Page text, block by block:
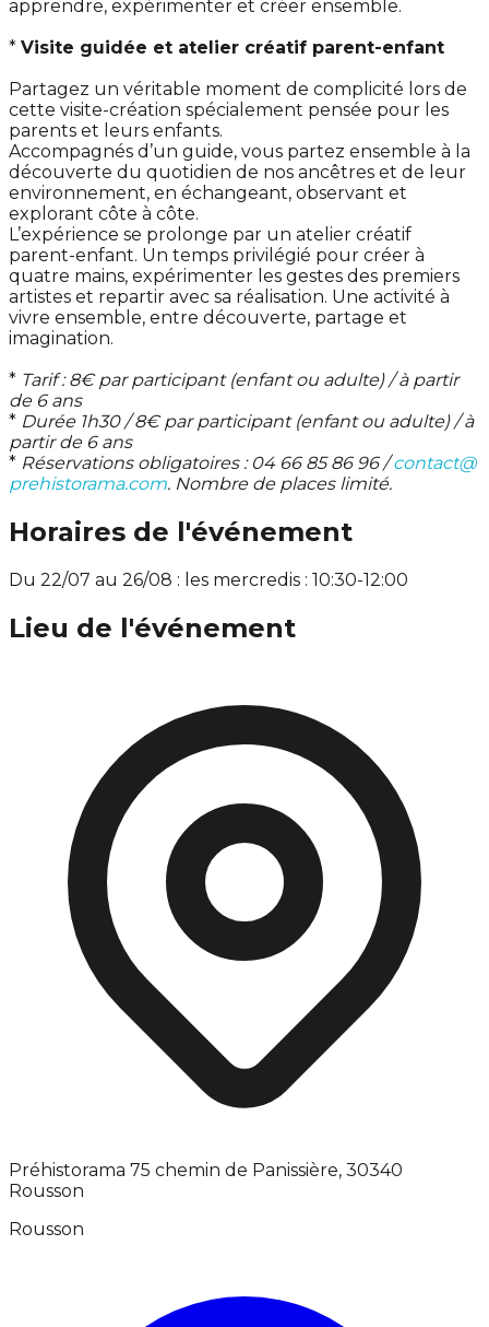
apprendre, expérimenter et créer ensemble.
* Visite guidée et atelier créatif parent-enfant
Partagez un véritable moment de complicité lors de
cette visite-création spécialement pensée pour les
parents et leurs enfants.
Accompagnés d’un guide, vous partez ensemble à la
découverte du quotidien de nos ancêtres et de leur
environnement, en échangeant, observant et
explorant côte à côte.
L’expérience se prolonge par un atelier créatif
parent-enfant. Un temps privilégié pour créer à
quatre mains, expérimenter les gestes des premiers
artistes et repartir avec sa réalisation. Une activité à
vivre ensemble, entre découverte, partage et
imagination.
* Tarif : 8€ par participant (enfant ou adulte) / à partir
de 6 ans
* Durée 1h30 / 8€ par participant (enfant ou adulte) / à
partir de 6 ans
* Réservations obligatoires : 04 66 85 86 96 / contact@
prehistorama.com. Nombre de places limité.
Horaires de l'événement
Du 22/07 au 26/08 : les mercredis : 10:30-12:00
Lieu de l'événement
Préhistorama 75 chemin de Panissière, 30340
Rousson
Rousson